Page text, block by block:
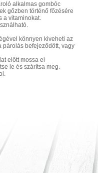
alkalmas gombóc
gőzben történő főzésére
a vitaminokat.
könnyen kiveheti az
párolás befejeződött, vagy
előtt mossa el
le és szárítsa meg.